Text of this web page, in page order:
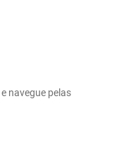
e navegue pelas